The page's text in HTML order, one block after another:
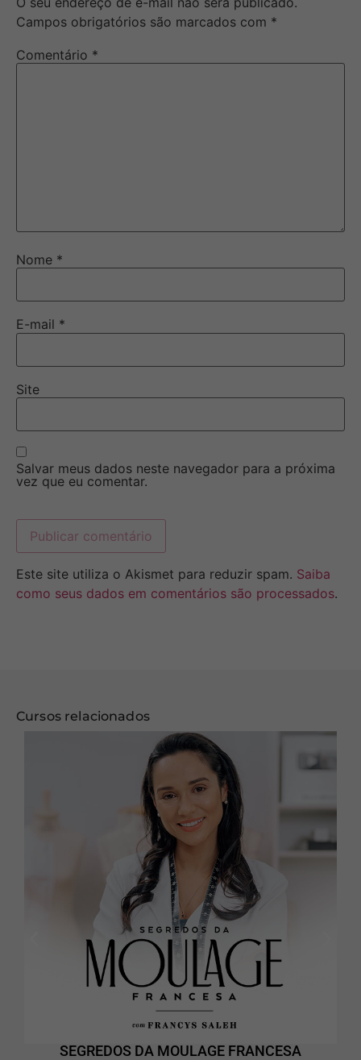
Campos obrigatórios são marcados com *
Comentário *
Nome *
E-mail *
Site
Salvar meus dados neste navegador para a próxima
vez que eu comentar.
Este site utiliza o Akismet para reduzir spam. Saiba
como seus dados em comentários são processados.
Cursos relacionados
SEGREDOS DA MOULAGE FRANCESA